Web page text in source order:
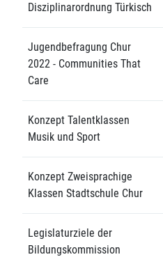
Disziplinarordnung Türkisch
Jugendbefragung Chur
2022 - Communities That
Care
Konzept Talentklassen
Musik und Sport
Konzept Zweisprachige
Klassen Stadtschule Chur
Legislaturziele der
Bildungskommission